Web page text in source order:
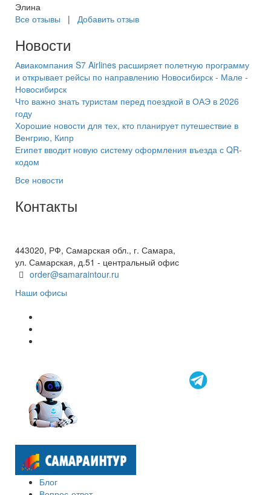
Элина
Все отзывы | Добавить отзыв
Новости
Авиакомпания S7 Airlines расширяет полетную программу
и открывает рейсы по направлению Новосибирск - Мале -
Новосибирск
Что важно знать туристам перед поездкой в ОАЭ в 2026
году
Хорошие новости для тех, кто планирует путешествие в
Венгрию, Кипр
Египет вводит новую систему оформления въезда с QR-
кодом
Все новости
Контакты
443020, РФ, Самарская обл., г. Самара,
ул. Самарская, д.51 - центральный офис
order@samaraintour.ru
Наши офисы
Блог